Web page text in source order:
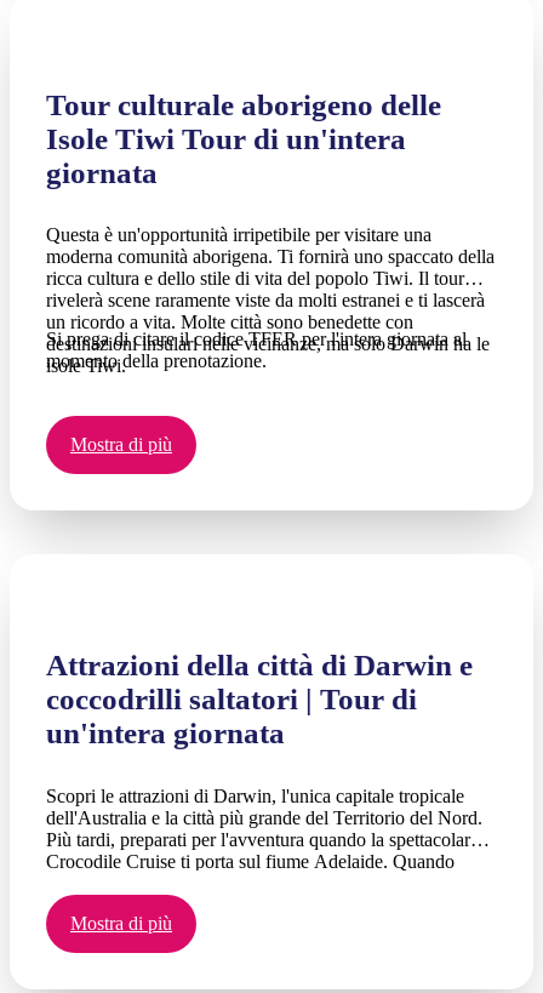
Tour culturale aborigeno delle
Isole Tiwi Tour di un'intera
giornata
Questa è un'opportunità irripetibile per visitare una
moderna comunità aborigena. Ti fornirà uno spaccato della
ricca cultura e dello stile di vita del popolo Tiwi. Il tour
rivelerà scene raramente viste da molti estranei e ti lascerà
un ricordo a vita. Molte città sono benedette con
destinazioni insulari nelle vicinanze, ma solo Darwin ha le
isole Tiwi.
Si prega di citare il codice TFER per l'intera giornata al
momento della prenotazione.
Mostra di più
Attrazioni della città di Darwin e
coccodrilli saltatori | Tour di
un'intera giornata
Scopri le attrazioni di Darwin, l'unica capitale tropicale
dell'Australia e la città più grande del Territorio del Nord.
Più tardi, preparati per l'avventura quando la spettacolare
Crocodile Cruise ti porta sul fiume Adelaide. Quando
Conservation Reserve.
Mostra di più